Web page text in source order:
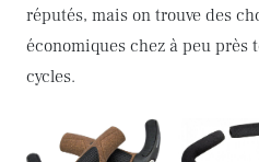
réputés, mais on trouve des
économiques chez à peu près
cycles.